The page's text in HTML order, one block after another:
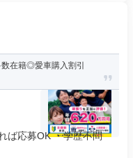
在籍◎愛車購入割引
ば応募OK ・学歴不問